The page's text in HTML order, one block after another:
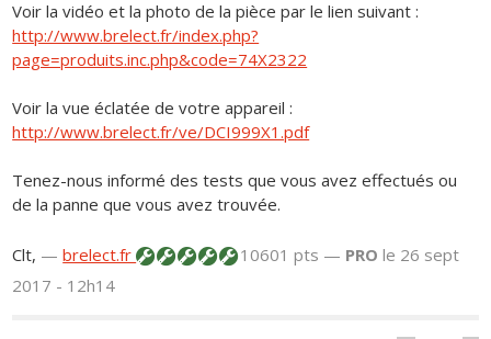
Voir la vidéo et la photo de la pièce par le lien suivant :
http://www.brelect.fr/index.php?
page=produits.inc.php&code=74X2322
Voir la vue éclatée de votre appareil :
http://www.brelect.fr/ve/DCI999X1.pdf
Tenez-nous informé des tests que vous avez effectués ou
de la panne que vous avez trouvée.
Clt, —brelect.fr 10601 pts — PRO le 26 sept
2017 - 12h14